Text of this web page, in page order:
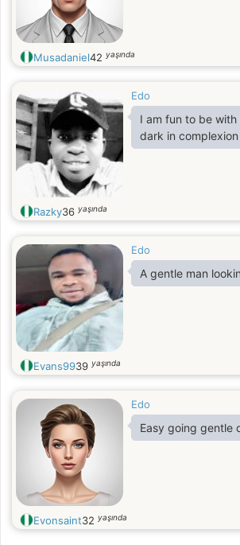
Musadaniel42 yaşında
Edo
I am fun to be with
dark in complexion
Razky36 yaşında
Edo
A gentle man
Evans9939 yaşında
Edo
Easy going gentle
Evonsaint32 yaşında